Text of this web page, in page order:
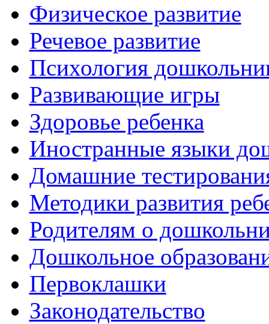
Физическое развитие
Речевое развитие
Психология
Развивающие игры
Здоровье ребенка
Иностранные языки
Домашние
Методики развития
Родителям о
Дошкольное
Первоклашки
Законодательство